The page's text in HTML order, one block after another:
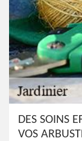
DES SOINS
VOS